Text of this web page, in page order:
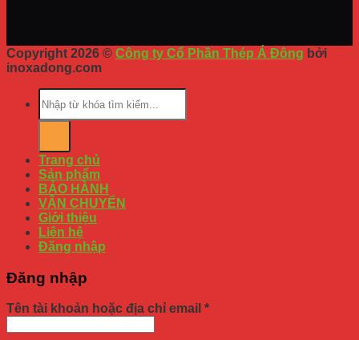
Copyright 2026 © Công ty Cổ Phần Thép Á Đông bởi
inoxadong.com
Trang chủ
Sản phẩm
BẢO HÀNH
VẬN CHUYỂN
Giới thiệu
Liên hệ
Đăng nhập
Đăng nhập
Tên tài khoản hoặc địa chỉ email *